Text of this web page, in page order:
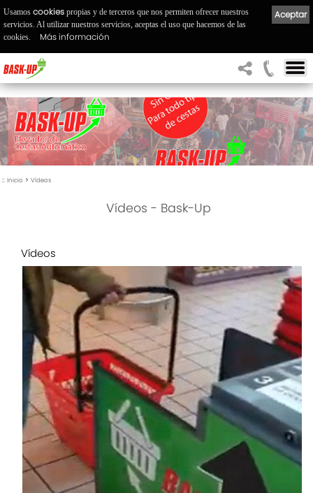
:: Inicio > Vídeos
Vídeos - Bask-Up
Vídeos
Aceptar
Usamos cookies propias y de terceros que nos permiten ofrecer nuestros
servicios. Al utilizar nuestros servicios, aceptas el uso que hacemos de las
cookies.
Más información